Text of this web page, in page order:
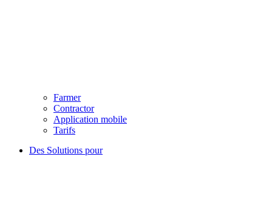
Farmer
Contractor
Application mobile
Tarifs
Des Solutions pour